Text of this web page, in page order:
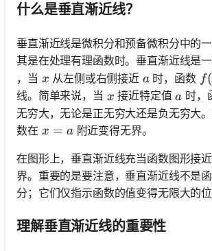
什么是垂直渐近线？
垂直渐近线是微积分和预备微积分中的
其是在处理有理函数时。垂直渐近线是
，当 x
x 从左侧或右侧接近 a
a时，函数 f(
线。简单来说，当 x
x 接近特定值a
a 时，
无穷大，无论是正无穷大还是负无穷大
数在 x = a
x = a附近变得无界。
在图形上，垂直渐近线充当函数图形接
界。重要的是要注意，垂直渐近线不是
分；它们仅指示函数的值变得无限大的位
理解垂直渐近线的重要性